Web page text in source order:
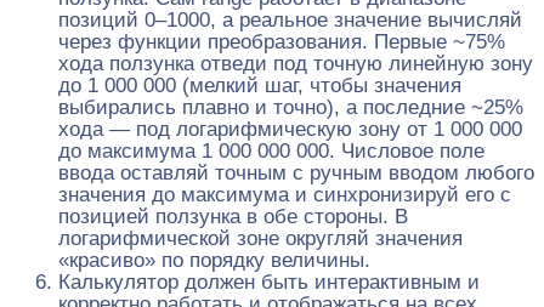
позиций 0–1000, а реальное значение вычисляй
через функции преобразования. Первые ~75%
хода ползунка отведи под точную линейную зону
до 1 000 000 (мелкий шаг, чтобы значения
выбирались плавно и точно), а последние ~25%
хода — под логарифмическую зону от 1 000 000
до максимума 1 000 000 000. Числовое поле
ввода оставляй точным с ручным вводом любого
значения до максимума и синхронизируй его с
позицией ползунка в обе стороны. В
логарифмической зоне округляй значения
«красиво» по порядку величины.
Калькулятор должен быть интерактивным и